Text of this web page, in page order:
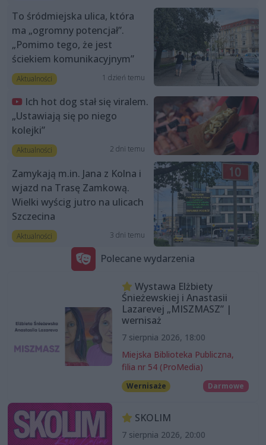
To śródmiejska ulica, która
ma „ogromny potencjał”.
„Pomimo tego, że jest
ściekiem komunikacyjnym”
Aktualności 1 dzień temu
Ich hot dog stał się viralem.
„Ustawiają się po niego
kolejki”
Aktualności 2 dni temu
Zamykają m.in. Jana z Kolna i
wjazd na Trasę Zamkową.
Wielki wyścig jutro na ulicach
Szczecina
Aktualności 3 dni temu
Polecane wydarzenia
Wystawa Elżbiety
Śnieżewskiej i Anastasii
Lazarevej „MISZMASZ” |
wernisaż
7 sierpnia 2026, 18:00
Miejska Biblioteka Publiczna,
filia nr 54 (ProMedia)
Wernisaże Darmowe
SKOLIM
7 sierpnia 2026, 20:00